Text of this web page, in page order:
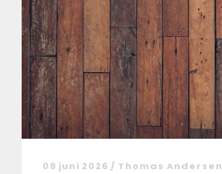
09 juni 2026 / Thomas Andersen